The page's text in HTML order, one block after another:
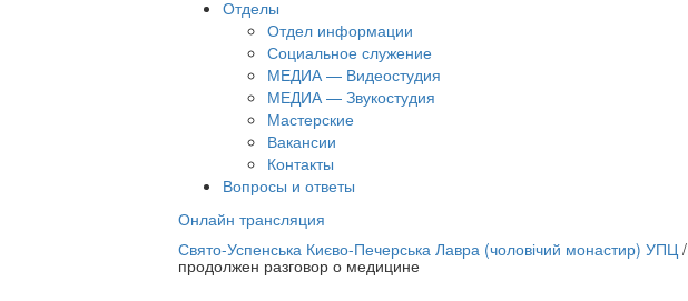
Отделы
Отдел информации
Социальное служение
МЕДИА — Видеостудия
МЕДИА — Звукостудия
Мастерские
Вакансии
Контакты
Вопросы и ответы
Онлайн трансляция
12 сентября
Свято-Успенська Києво-Печерська Лавра (чоловічий монастир) УПЦ/
продолжен разговор о медицине